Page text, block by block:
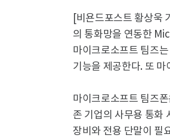
[비욘드포스트 황상욱
의 통화망을 연동한
마이크로소프트 팀즈
기능을 제공한다. 또
마이크로소프트 팀즈
존 기업의 사무용 통
장비와 전용 단말이 필